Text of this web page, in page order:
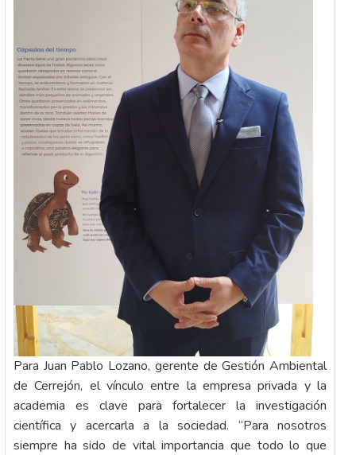
Para Juan Pablo Lozano, gerente de Gestión Ambiental
de Cerrejón, el vínculo entre la empresa privada y la
academia es clave para fortalecer la investigación
científica y acercarla a la sociedad. “Para nosotros
siempre ha sido de vital importancia que todo lo que